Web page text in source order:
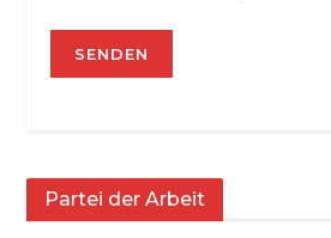
Partei der Arbeit